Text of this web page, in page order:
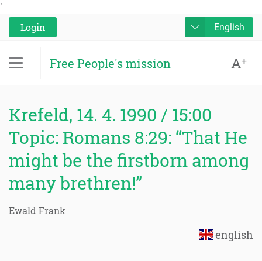
'
Login
English
Free People's mission A+
Krefeld, 14. 4. 1990 / 15:00
Topic: Romans 8:29: “That He
might be the firstborn among
many brethren!”
Ewald Frank
english